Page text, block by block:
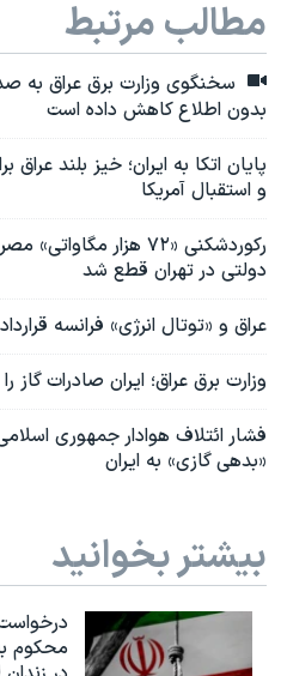
مطالب مرتبط
سخنگوی وزارت برق عراق به
بدون اطلاع کاهش داده است
پایان اتکا به ایران؛ خیز بلند
و استقبال آمریکا
دولتی در تهران قطع شد
عراق و «توتال انرژی» فرانسه قرارداد ۲۷ میلیارد دلاری امضا کردند
وزارت برق عراق؛ ایران صادرات گاز
فشار ائتلاف هوادار جمهوری
«بدهی‌ گازی» به ایران
بیشتر بخوانید
محکوم